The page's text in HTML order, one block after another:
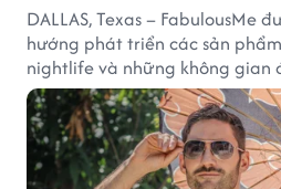
DALLAS, Texas – FabulousMe
hướng phát triển các sản
nightlife và những không gian
hiện bản thân. Trong quá
quạt cầm tay trở thành dòng
thành công ban đầu, giúp
rộng mức độ hiện diện trên thị